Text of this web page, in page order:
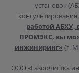
установок
консультирования
работой АБХУ,
ПРОМЭКС, вы
инжиниринг» (г.
ООО «Газоочистка